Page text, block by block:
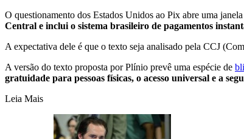
O questionamento dos Estados Unidos ao Pix abre uma
Central e inclui o sistema brasileiro de pagamentos
A expectativa dele é que o texto seja analisado pela CCJ
A versão do texto proposta por Plínio prevê uma espécie de
gratuidade para pessoas físicas, o acesso universal e a
Leia Mais